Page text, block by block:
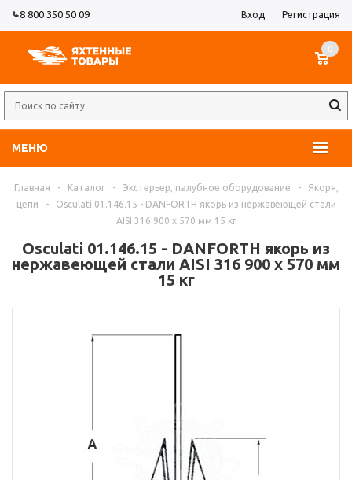
8 800 350 50 09 Вход Регистрация
МЕНЮ
0
Главная - Каталог - Экстерьер, палубное оборудование -
Якоря,
цепи
-
Osculati 01.146.15 - DANFORTH якорь из нержавеющей стали
AISI 316 900 x 570 мм 15 кг
Osculati 01.146.15 - DANFORTH якорь из
нержавеющей стали AISI 316 900 x 570 мм
15 кг